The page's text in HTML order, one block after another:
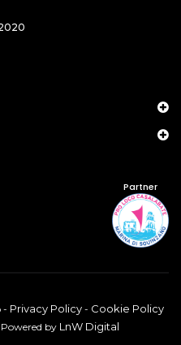
Partner
- Privacy Policy - Cookie Policy
Powered by LnW Digital